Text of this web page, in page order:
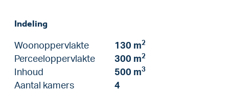
Indeling
Woonoppervlakte 130 m2
Perceeloppervlakte 300 m2
Inhoud 500 m3
Aantal kamers
4